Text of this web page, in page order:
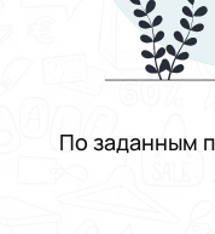
По заданным